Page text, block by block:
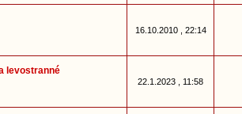
16.10.2010 , 22:14
levostranné
22.1.2023 , 11:58